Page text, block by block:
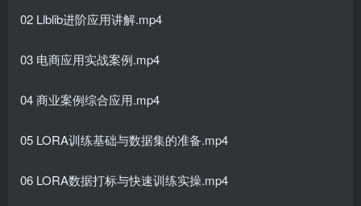
02 Llblib进阶应用讲解.mp4
03 电商应用实战案例.mp4
04 商业案例综合应用.mp4
05 LORA训练基础与数据集的准备.mp4
06 LORA数据打标与快速训练实操.mp4